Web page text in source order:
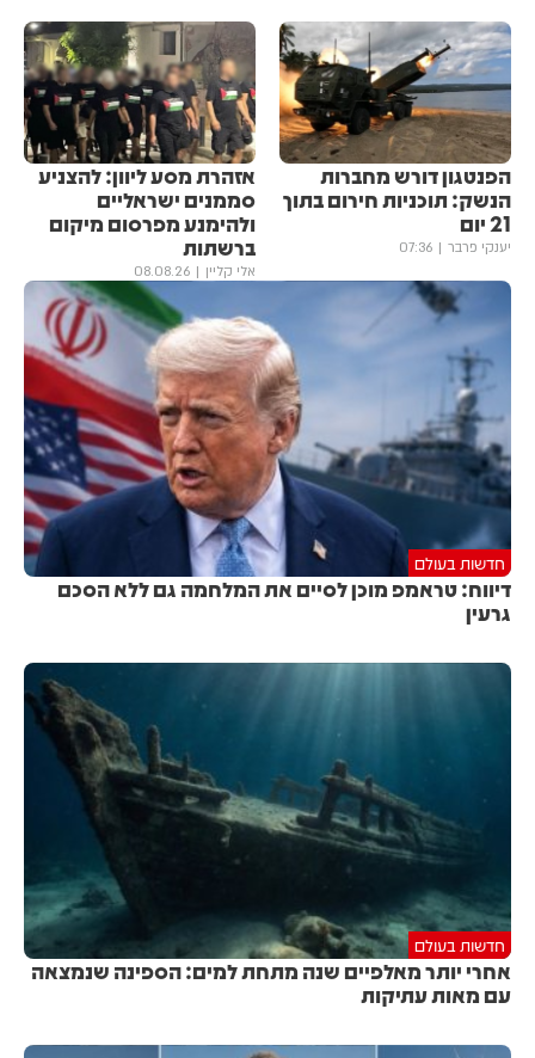
הפנטגון דורש מחברות
הנשק: תוכניות חירום בתוך
21 יום
יענקי פרבר 07:36
אזהרת מסע ליוון: להצניע
סממנים ישראליים
ולהימנע מפרסום מיקום
ברשתות
אלי קליין 08.08.26
חדשות בעולם
דיווח: טראמפ מוכן לסיים את המלחמה גם ללא הסכם
גרעין
חדשות בעולם
אחרי יותר מאלפיים שנה מתחת למים: הספינה שנמצאה
עם מאות עתיקות